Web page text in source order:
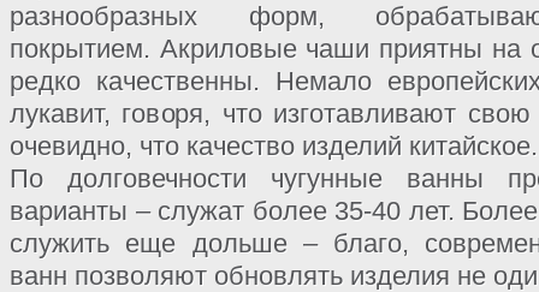
разнообразных форм,
покрытием. Акриловые чаши приятны на
редко качественны. Немало
лукавит, говоря, что изготавливают
очевидно, что качество изделий китайское.
По долговечности чугунные ванны
варианты – служат более 35-40 лет.
служить еще дольше – благо,
ванн позволяют обновлять изделия не